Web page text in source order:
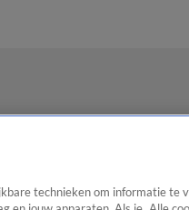
technieken om informatie te